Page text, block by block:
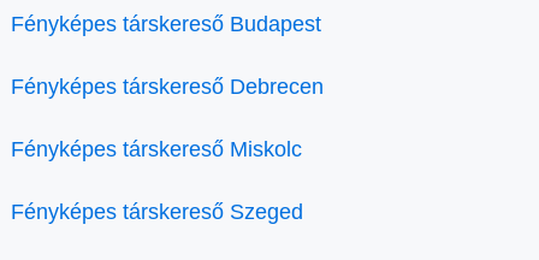
Fényképes társkereső Budapest
Fényképes társkereső Debrecen
Fényképes társkereső Miskolc
Fényképes társkereső Szeged